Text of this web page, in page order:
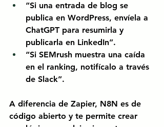
“Si una entrada de blog se
publica en WordPress, envíela a
ChatGPT para resumirla y
publicarla en LinkedIn”.
“Si SEMrush muestra una caída
en el ranking, notifícalo a través
de Slack”.
A diferencia de Zapier, N8N es de
código abierto y te permite crear